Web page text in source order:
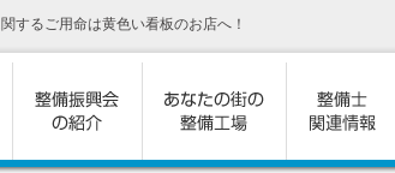
するご用命は黄色い看板のお店へ！